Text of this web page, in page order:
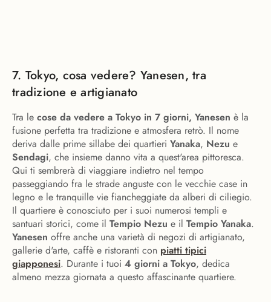
7. Tokyo, cosa vedere? Yanesen, tra
tradizione e artigianato
Tra le cose da vedere a Tokyo in 7 giorni, Yanesen è la
fusione perfetta tra tradizione e atmosfera retrò. Il nome
deriva dalle prime sillabe dei quartieri Yanaka, Nezu e
Sendagi, che insieme danno vita a quest'area pittoresca.
Qui ti sembrerà di viaggiare indietro nel tempo
passeggiando fra le strade anguste con le vecchie case in
legno e le tranquille vie fiancheggiate da alberi di ciliegio.
Il quartiere è conosciuto per i suoi numerosi templi e
santuari storici, come il Tempio Nezu e il Tempio Yanaka.
Yanesen offre anche una varietà di negozi di artigianato,
gallerie d'arte, caffè e ristoranti con piatti tipici
giapponesi. Durante i tuoi 4 giorni a Tokyo, dedica
almeno mezza giornata a questo affascinante quartiere.